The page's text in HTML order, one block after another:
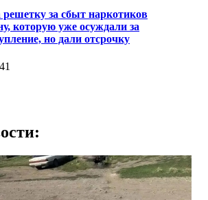
за сбыт наркотиков
которую уже осуждали за
но дали отсрочку